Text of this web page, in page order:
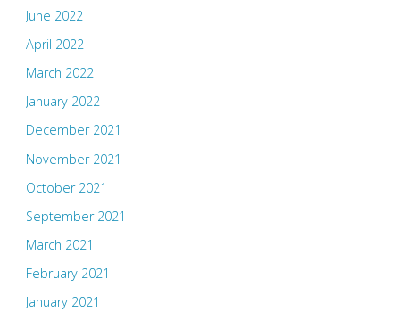
June 2022
April 2022
March 2022
January 2022
December 2021
November 2021
October 2021
September 2021
March 2021
February 2021
January 2021